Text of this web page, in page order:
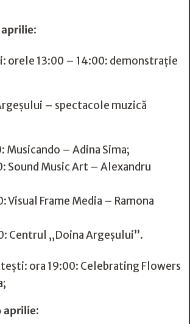
:
orele 13:00 – 14:00: demonstrație
– spectacole muzică
Musicando – Adina Sima;
Sound Music Art – Alexandru
Visual Frame Media – Ramona
Centrul „Doina Argeșului”.
ora 19:00: Celebrating Flowers
aprilie: